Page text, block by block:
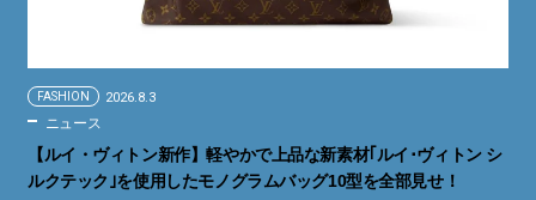
FASHION 2026.8.3
ニュース
【ルイ・ヴィトン新作】軽やかで上品な新素材｢ルイ･ヴィトン シ
ルクテック｣を使用したモノグラムバッグ10型を全部見せ！